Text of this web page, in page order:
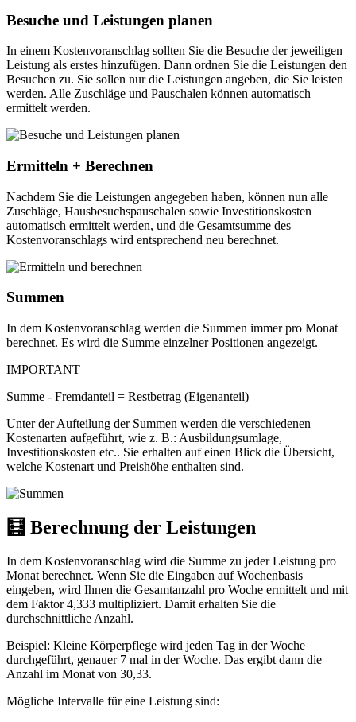
Besuche und Leistungen planen
In einem Kostenvoranschlag sollten Sie die Besuche der jeweiligen
Leistung als erstes hinzufügen. Dann ordnen Sie die Leistungen den
Besuchen zu. Sie sollen nur die Leistungen angeben, die Sie leisten
werden. Alle Zuschläge und Pauschalen können automatisch
ermittelt werden.
Ermitteln + Berechnen
Nachdem Sie die Leistungen angegeben haben, können nun alle
Zuschläge, Hausbesuchspauschalen sowie Investitionskosten
automatisch ermittelt werden, und die Gesamtsumme des
Kostenvoranschlags wird entsprechend neu berechnet.
Summen
In dem Kostenvoranschlag werden die Summen immer pro Monat
berechnet. Es wird die Summe einzelner Positionen angezeigt.
IMPORTANT
Summe - Fremdanteil = Restbetrag (Eigenanteil)
Unter der Aufteilung der Summen werden die verschiedenen
Kostenarten aufgeführt, wie z. B.: Ausbildungsumlage,
Investitionskosten etc.. Sie erhalten auf einen Blick die Übersicht,
welche Kostenart und Preishöhe enthalten sind.
🧮 Berechnung der Leistungen
In dem Kostenvoranschlag wird die Summe zu jeder Leistung pro
Monat berechnet. Wenn Sie die Eingaben auf Wochenbasis
eingeben, wird Ihnen die Gesamtanzahl pro Woche ermittelt und mit
dem Faktor 4,333 multipliziert. Damit erhalten Sie die
durchschnittliche Anzahl.
Beispiel: Kleine Körperpflege wird jeden Tag in der Woche
durchgeführt, genauer 7 mal in der Woche. Das ergibt dann die
Anzahl im Monat von 30,33.
Mögliche Intervalle für eine Leistung sind: